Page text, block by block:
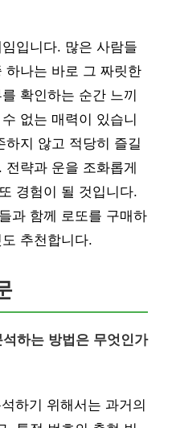
입니다. 많은 사람들
하나는 바로 그 짜릿한
확인하는 순간 느끼
없는 매력이 있습니
하지 않고 적당히 즐길
략과 운을 조화롭게
경험이 될 것입니다.
과 함께 로또를 구매하
추천합니다.
하는 방법은 무엇인가
하기 위해서는 과거의